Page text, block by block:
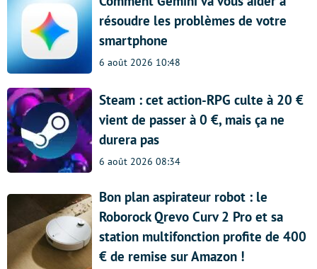
résoudre les problèmes de votre
smartphone
6 août 2026 10:48
Steam : cet action-RPG culte à 20 €
vient de passer à 0 €, mais ça ne
durera pas
6 août 2026 08:34
Bon plan aspirateur robot : le
Roborock Qrevo Curv 2 Pro et sa
station multifonction profite de 400
€ de remise sur Amazon !